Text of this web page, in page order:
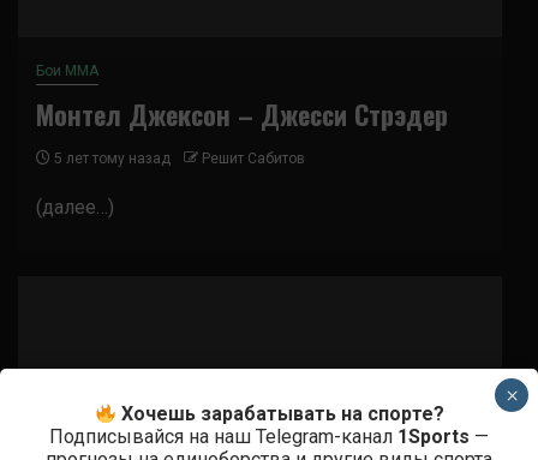
Бои ММА
Монтел Джексон – Джесси Стрэдер
5 лет тому назад Решит Сабитов
(далее…)
Хочешь зарабатывать на спорте?
Подписывайся на наш Telegram-канал 1Sports —
×